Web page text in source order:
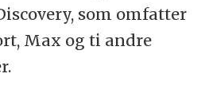
som omfatter
Max og ti andre